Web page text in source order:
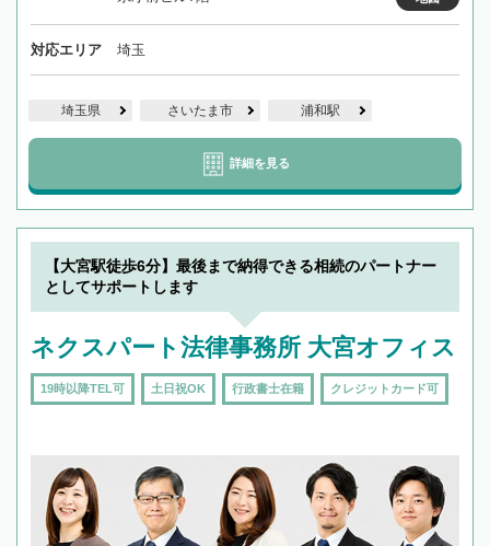
対応エリア 埼玉
埼玉県 さいたま市 浦和駅
詳細を見る
【大宮駅徒歩6分】最後まで納得できる相続のパートナー
としてサポートします
ネクスパート法律事務所 大宮オフィス
19時以降TEL可 土日祝OK 行政書士在籍 クレジットカード可